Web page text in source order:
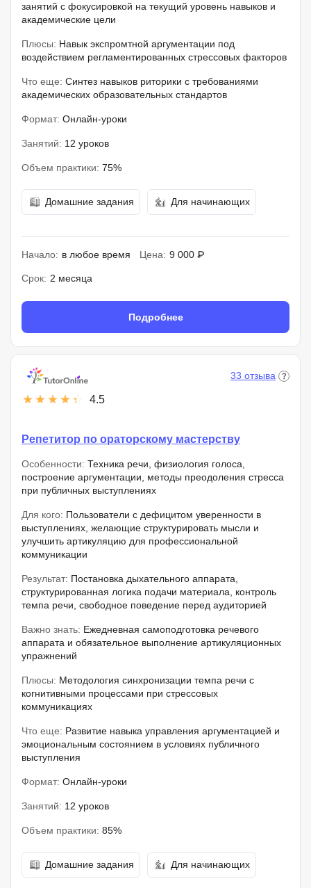
занятий с фокусировкой на текущий уровень навыков и
академические цели
Плюсы: Навык экспромтной аргументации под
воздействием регламентированных стрессовых факторов
Что еще: Синтез навыков риторики с требованиями
академических образовательных стандартов
Формат: Онлайн-уроки
Занятий: 12 уроков
Объем практики: 75%
Домашние задания Для начинающих
Начало: в любое время Цена: 9 000 ₽
Срок: 2 месяца
Подробнее
4.5
33 отзыва
Репетитор по ораторскому мастерству
Особенности: Техника речи, физиология голоса,
построение аргументации, методы преодоления стресса
при публичных выступлениях
Для кого: Пользователи с дефицитом уверенности в
выступлениях, желающие структурировать мысли и
улучшить артикуляцию для профессиональной
коммуникации
Результат: Постановка дыхательного аппарата,
структурированная логика подачи материала, контроль
темпа речи, свободное поведение перед аудиторией
Важно знать: Ежедневная самоподготовка речевого
аппарата и обязательное выполнение артикуляционных
упражнений
Плюсы: Методология синхронизации темпа речи с
когнитивными процессами при стрессовых
коммуникациях
Что еще: Развитие навыка управления аргументацией и
эмоциональным состоянием в условиях публичного
выступления
Формат: Онлайн-уроки
Занятий: 12 уроков
Объем практики: 85%
Домашние задания Для начинающих